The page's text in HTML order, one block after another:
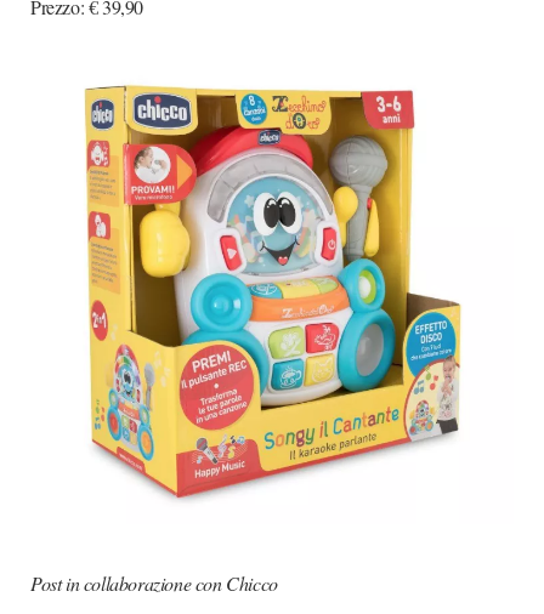
Prezzo: € 39,90
Post in collaborazione con Chicco